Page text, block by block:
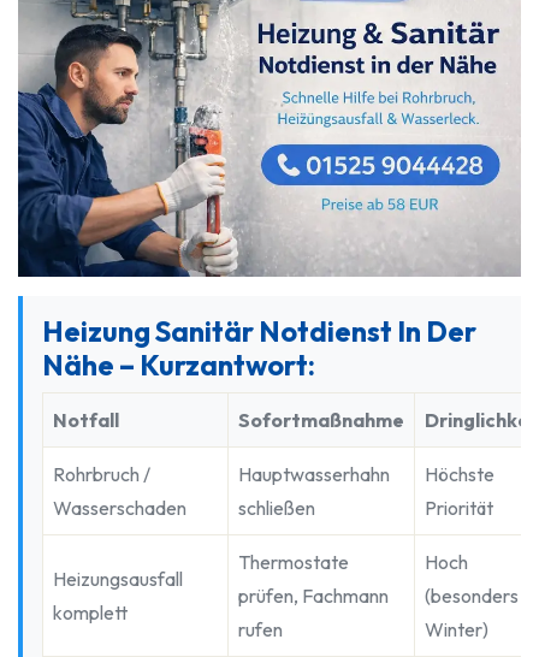
Heizung Sanitär Notdienst In Der
Nähe – Kurzantwort:
Notfall Sofortmaßnahme
Rohrbruch /
Wasserschaden
Hauptwasserhahn
schließen
Höchste
Priorität
Heizungsausfall
komplett
Thermostate
prüfen, Fachmann
rufen
Hoch
(besonders
Winter)